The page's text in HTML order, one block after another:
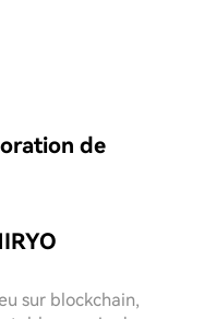
de
sur blockchain,